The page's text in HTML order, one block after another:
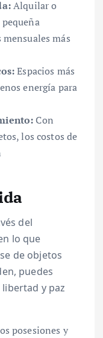
Alquilar o
más
Espacios más
energía para
Con
los costos de
del
lo que
de objetos
puedes
y paz
posesiones y